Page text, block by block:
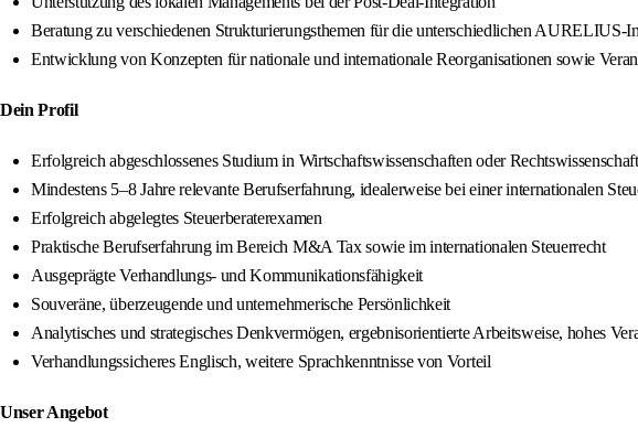
Beratung zu verschiedenen Strukturierungsthemen für die unterschiedlichen AURELIUS-
Entwicklung von Konzepten für nationale und internationale Reorganisationen sowie
Dein Profil
Erfolgreich abgeschlossenes Studium in Wirtschaftswissenschaften oder
Mindestens 5–8 Jahre relevante Berufserfahrung, idealerweise bei einer internationalen
Erfolgreich abgelegtes Steuerberaterexamen
Praktische Berufserfahrung im Bereich M&A Tax sowie im internationalen Steuerrecht
Ausgeprägte Verhandlungs- und Kommunikationsfähigkeit
Souveräne, überzeugende und unternehmerische Persönlichkeit
Analytisches und strategisches Denkvermögen, ergebnisorientierte Arbeitsweise, hohes
Verhandlungssicheres Englisch, weitere Sprachkenntnisse von Vorteil
Unser Angebot